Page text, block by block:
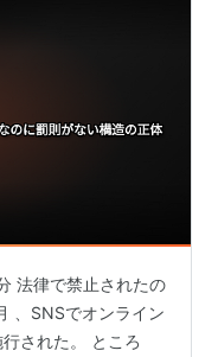
法律で禁止されたの
、SNSでオンライン
された。 ところ